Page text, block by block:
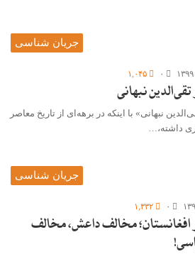
جریان شناسی
۰ ۱,۰۴۵
نبهانی
نبهانی» با اینکه در برهه‌ای از تاریخ معاصر
داشته،…
جریان شناسی
۰ ۱,۳۳۲
مخالف داعش، مخالف